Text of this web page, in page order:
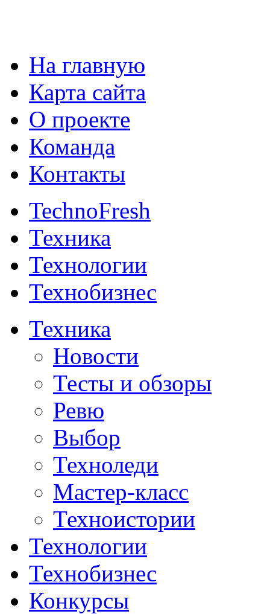
На главную
Карта сайта
О проекте
Команда
Контакты
TechnoFresh
Техника
Технологии
Технобизнес
Техника
Новости
Тесты и обзоры
Ревю
Выбор
Техноледи
Мастер-класс
Техноистории
Технологии
Технобизнес
Конкурсы